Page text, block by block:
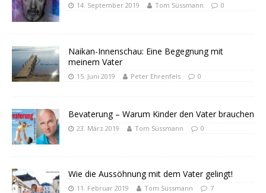
14. September 2019 Tom Süssmann 0
Naikan-Innenschau: Eine Begegnung mit
meinem Vater
15. Juni 2019 Peter Ehrenfels 0
Bevaterung – Warum Kinder den Vater brauchen
23. März 2019 Tom Süssmann 0
Wie die Aussöhnung mit dem Vater gelingt!
11. Februar 2019 Tom Süssmann 7